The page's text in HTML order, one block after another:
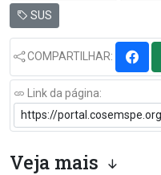
SUS
COMPARTILHAR:
Link da página:
Veja mais